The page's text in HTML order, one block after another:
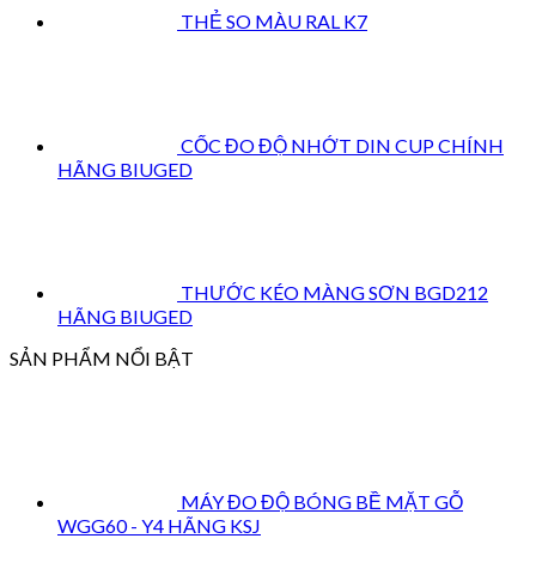
THẺ SO MÀU RAL K7
CỐC ĐO ĐỘ NHỚT DIN CUP CHÍNH
HÃNG BIUGED
THƯỚC KÉO MÀNG SƠN BGD212
HÃNG BIUGED
SẢN PHẨM NỔI BẬT
MÁY ĐO ĐỘ BÓNG BỀ MẶT GỖ
WGG60 - Y4 HÃNG KSJ